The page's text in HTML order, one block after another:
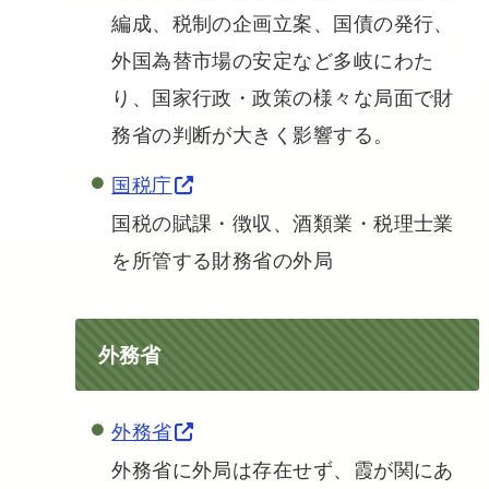
編成、税制の企画立案、国債の発行、
外国為替市場の安定など多岐にわた
り、国家行政・政策の様々な局面で財
務省の判断が大きく影響する。
国税庁
国税の賦課・徴収、酒類業・税理士業
を所管する財務省の外局
外務省
外務省
外務省に外局は存在せず、霞が関にあ